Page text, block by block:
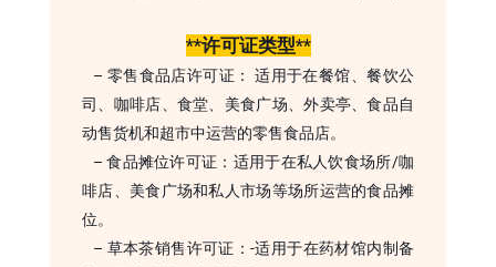
**许可证类型**
– 零售食品店许可证： 适用于在餐馆、餐饮公
司、咖啡店、食堂、美食广场、外卖亭、食品自
动售货机和超市中运营的零售食品店。
– 食品摊位许可证：适用于在私人饮食场所/咖
啡店、美食广场和私人市场等场所运营的食品摊
位。
– 草本茶销售许可证：-适用于在药材馆内制备